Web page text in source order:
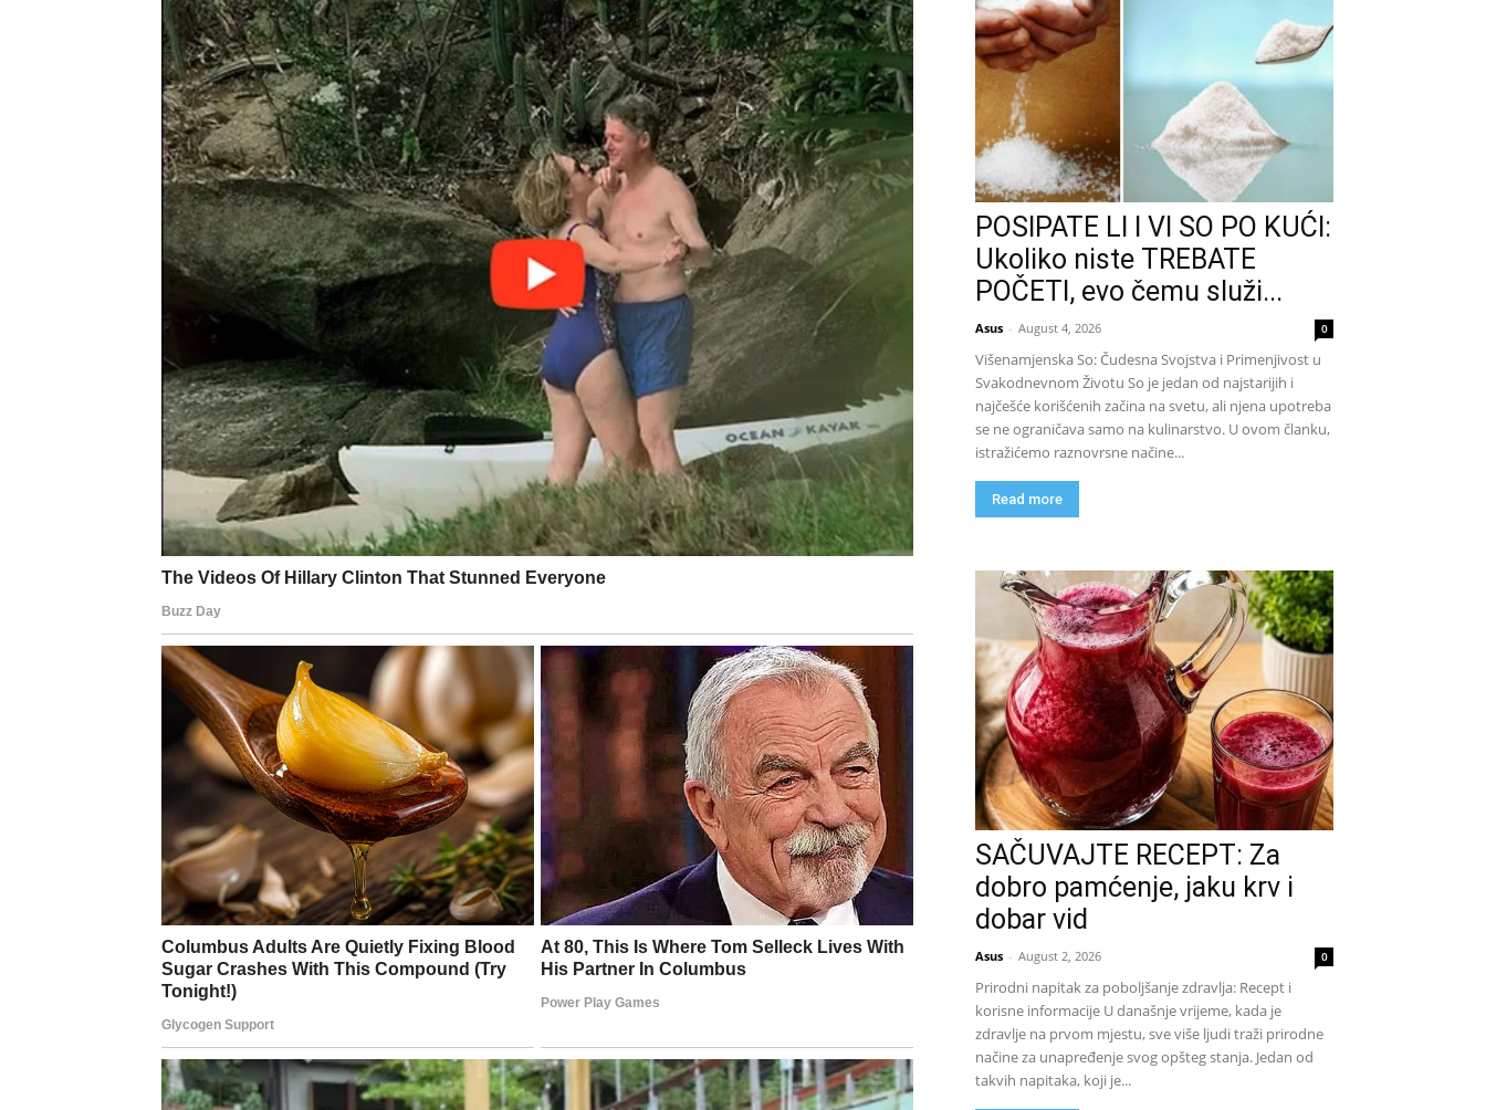
POSIPATE LI I VI SO PO KUĆI:
Ukoliko niste TREBATE
POČETI, evo čemu služi...
Asus - August 4, 2026 0
Višenamjenska So: Čudesna Svojstva i Primenjivost u
Svakodnevnom Životu So je jedan od najstarijih i
najčešće korišćenih začina na svetu, ali njena upotreba
se ne ograničava samo na kulinarstvo. U ovom članku,
istražićemo raznovrsne načine...
Read more
SAČUVAJTE RECEPT: Za
dobro pamćenje, jaku krv i
dobar vid
Asus - August 2, 2026 0
Prirodni napitak za poboljšanje zdravlja: Recept i
korisne informacije U današnje vrijeme, kada je
zdravlje na prvom mjestu, sve više ljudi traži prirodne
načine za unapređenje svog opšteg stanja. Jedan od
takvih napitaka, koji je...